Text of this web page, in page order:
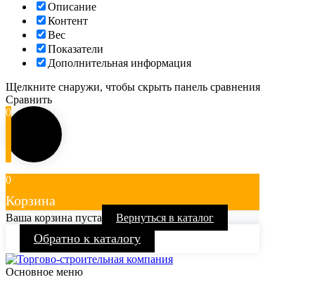
Описание
Контент
Вес
Показатели
Дополнительная информация
Щелкните снаружи, чтобы скрыть панель сравнения
Сравнить
0
0
Корзина
Ваша корзина пуста Вернуться в каталог
Обратно к каталогу
Основное меню